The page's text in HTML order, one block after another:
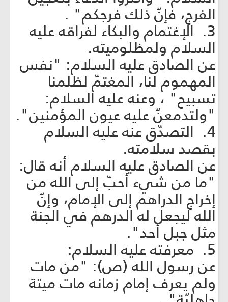
الفرج، فإنّ ذلك فرجكم" .
3. الإغتمام والبكاء لفراقه عليه
السلام ولمظلوميته.
عن الصادق عليه السلام: "نفس
المهموم لنا، المغتمّ لظلمنا
تسبيح" ، وعنه عليه السلام:
"ولتدمعنّ عليه عيون المؤمنين".
4. التصدّق عنه عليه السلام
بقصد سلامته.
عن الصادق عليه السلام أنه قال:
"ما من شيء أحبّ إلى الله من
إخراج الدراهم إلى الإمام، وإنّ
الله ليجعل له الدرهم في الجنة
مثل جبل أحد".
5. معرفته عليه السلام:
عن رسول الله (ص): "من مات
ولم يعرف إمام زمانه مات ميتة